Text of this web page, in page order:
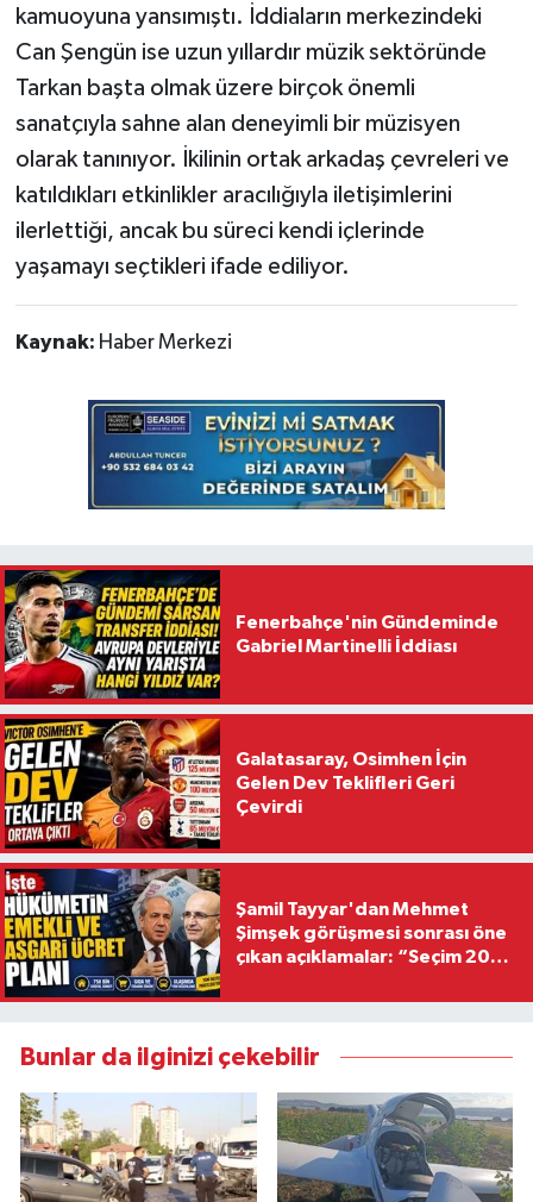
kamuoyuna yansımıştı. İddiaların merkezindeki
Can Şengün ise uzun yıllardır müzik sektöründe
Tarkan başta olmak üzere birçok önemli
sanatçıyla sahne alan deneyimli bir müzisyen
olarak tanınıyor. İkilinin ortak arkadaş çevreleri ve
katıldıkları etkinlikler aracılığıyla iletişimlerini
ilerlettiği, ancak bu süreci kendi içlerinde
yaşamayı seçtikleri ifade ediliyor.
Kaynak: Haber Merkezi
Fenerbahçe'nin Gündeminde
Gabriel Martinelli İddiası
Galatasaray, Osimhen İçin
Gelen Dev Teklifleri Geri
Çevirdi
Şamil Tayyar'dan Mehmet
Şimşek görüşmesi sonrası öne
çıkan açıklamalar: “Seçim 2028
Bunlar da ilginizi çekebilir